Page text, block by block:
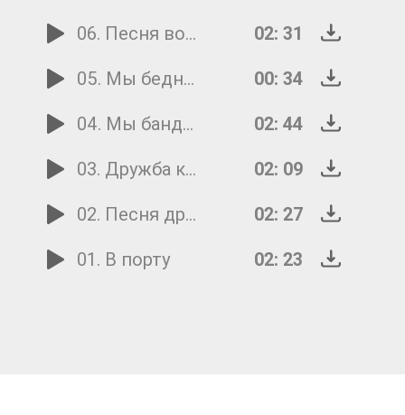
06. Песня волка
02: 31
05. Мы бедные овечки
00: 34
04. Мы бандито-гантстерито
02: 44
03. Дружба крепкая
02: 09
02. Песня друзей
02: 27
01. В порту
02: 23